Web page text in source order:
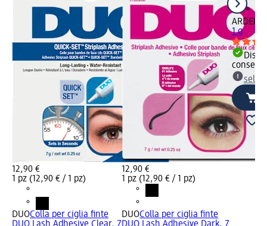
12,90 €
1 pz (12,90 € / 1 pz)
DUOColla per ciglia finte
DUO Lash Adhesive Clear, 7
12,90 €
1 pz (12,90 € / 1 pz)
DUOColla per ciglia finte
DUO Lash Adhesive Dark, 7
ARDELL
1 g